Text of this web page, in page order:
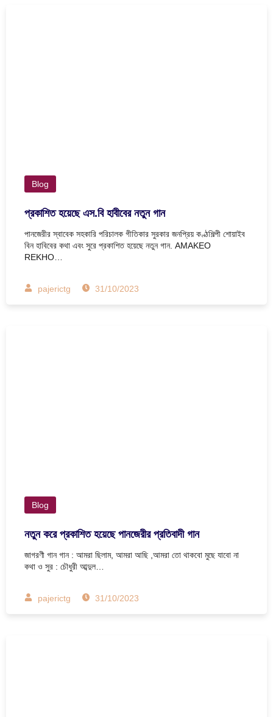
Blog
প্রকাশিত হয়েছে এস.বি হাবীবের নতুন গান
পানজেরীর স্বাবেক সহকারি পরিচালক গীতিকার সুরকার জনপ্রিয় কণ্ঠশিল্পী শোয়াইব
বিন হাবিবের কথা এবং সুরে প্রকাশিত হয়েছে নতুন গান. AMAKEO
REKHO…
pajerictg 31/10/2023
Blog
নতুন করে প্রকাশিত হয়েছে পানজেরীর প্রতিবাদী গান
জাগরণী গান গান : আমরা ছিলাম, আমরা আছি ,আমরা তো থাকবো মুছে যাবো না
কথা ও সুর : চৌধুরী আব্দুল…
pajerictg 31/10/2023